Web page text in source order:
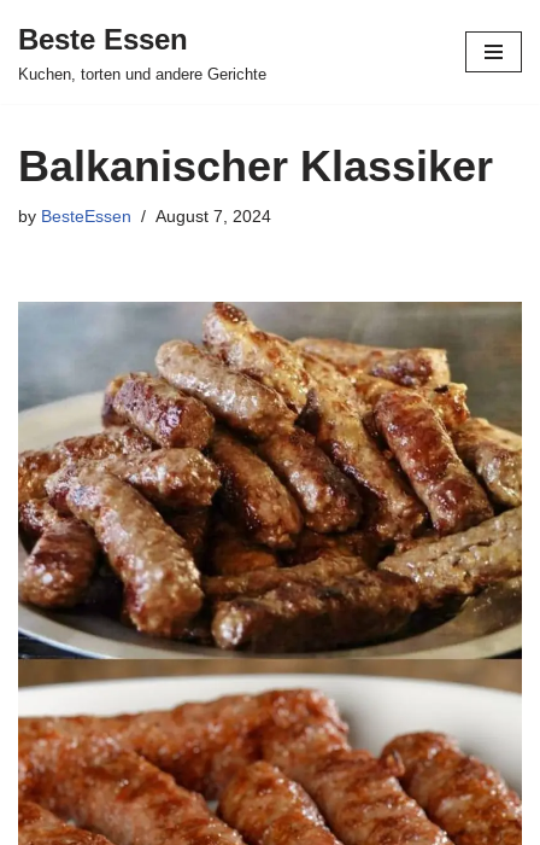
Skip
Beste Essen
Kuchen, torten und andere Gerichte
Balkanischer Klassiker
by BesteEssen August 7, 2024